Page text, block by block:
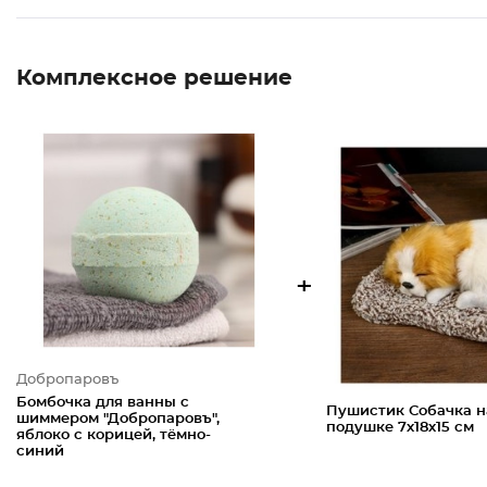
Комплексное решение
Добропаровъ
Бомбочка для ванны с
шиммером "Добропаровъ",
яблоко с корицей, тёмно-
синий
+
Пушистик Собачка
подушке 7х18х15 см